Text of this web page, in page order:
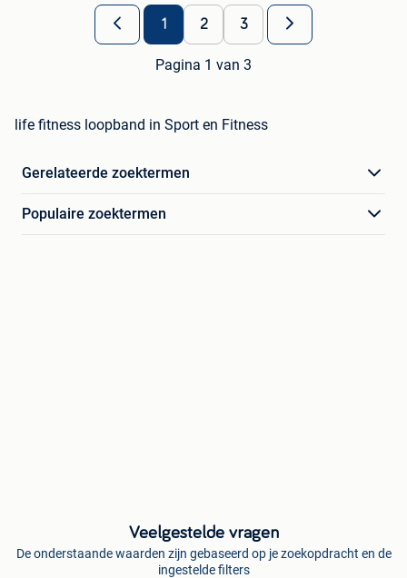
1 2 3
Pagina 1 van 3
life fitness loopband in Sport en Fitness
Gerelateerde zoektermen
Populaire zoektermen
Veelgestelde vragen
De onderstaande waarden zijn gebaseerd op je zoekopdracht en de
ingestelde filters